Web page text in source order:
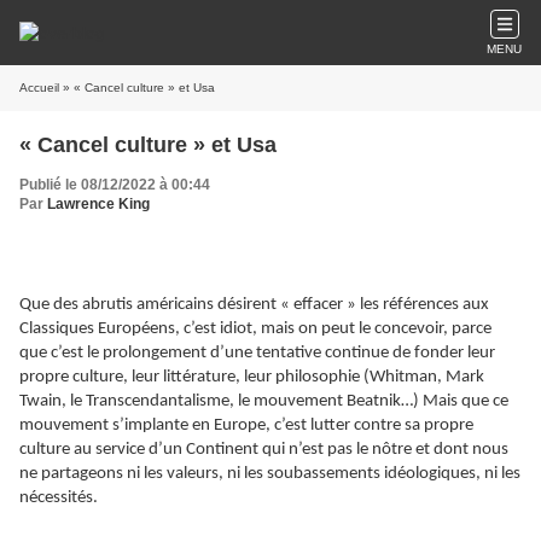
MENU
Accueil » « Cancel culture » et Usa
« Cancel culture » et Usa
Publié le 08/12/2022 à 00:44
Par Lawrence King
Que des abrutis américains désirent « effacer » les références aux
Classiques Européens, c’est idiot, mais on peut le concevoir, parce
que c’est le prolongement d’une tentative continue de fonder leur
propre culture, leur littérature, leur philosophie (Whitman, Mark
Twain, le Transcendantalisme, le mouvement Beatnik…) Mais que ce
mouvement s’implante en Europe, c’est lutter contre sa propre
culture au service d’un Continent qui n’est pas le nôtre et dont nous
ne partageons ni les valeurs, ni les soubassements idéologiques, ni les
nécessités.